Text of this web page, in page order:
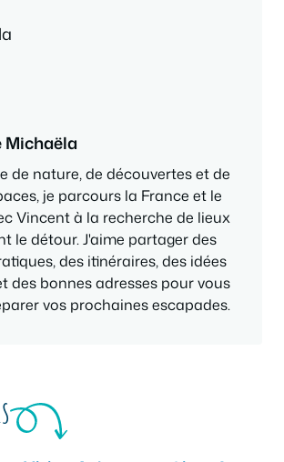
Michaëla
de nature, de découvertes et de
je parcours la France et le
Vincent à la recherche de lieux
le détour. J'aime partager des
des itinéraires, des idées
des bonnes adresses pour vous
vos prochaines escapades.